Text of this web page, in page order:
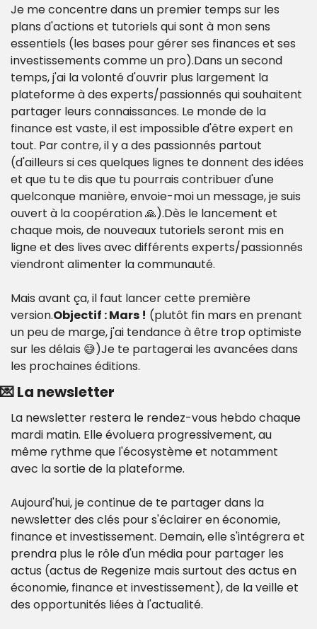
Je me concentre dans un premier temps sur les
plans d'actions et tutoriels qui sont à mon sens
essentiels (les bases pour gérer ses finances et ses
investissements comme un pro).Dans un second
temps, j'ai la volonté d'ouvrir plus largement la
plateforme à des experts/passionnés qui souhaitent
partager leurs connaissances. Le monde de la
finance est vaste, il est impossible d'être expert en
tout. Par contre, il y a des passionnés partout
(d'ailleurs si ces quelques lignes te donnent des idées
et que tu te dis que tu pourrais contribuer d'une
quelconque manière, envoie-moi un message, je suis
ouvert à la coopération 🙏).Dès le lancement et
chaque mois, de nouveaux tutoriels seront mis en
ligne et des lives avec différents experts/passionnés
viendront alimenter la communauté.
Mais avant ça, il faut lancer cette première
version.Objectif : Mars ! (plutôt fin mars en prenant
un peu de marge, j'ai tendance à être trop optimiste
sur les délais 😅)Je te partagerai les avancées dans
les prochaines éditions.
💌 La newsletter
La newsletter restera le rendez-vous hebdo chaque
mardi matin. Elle évoluera progressivement, au
même rythme que l'écosystème et notamment
avec la sortie de la plateforme.
Aujourd'hui, je continue de te partager dans la
newsletter des clés pour s'éclairer en économie,
finance et investissement. Demain, elle s'intégrera et
prendra plus le rôle d'un média pour partager les
actus (actus de Regenize mais surtout des actus en
économie, finance et investissement), de la veille et
des opportunités liées à l'actualité.